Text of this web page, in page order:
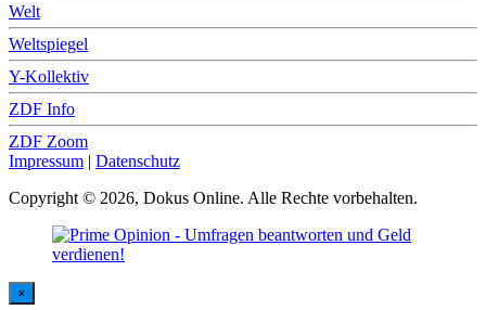
Welt
Weltspiegel
Y-Kollektiv
ZDF Info
ZDF Zoom
Impressum | Datenschutz
Copyright © 2026, Dokus Online. Alle Rechte vorbehalten.
×